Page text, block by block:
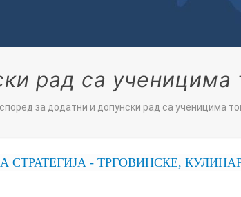
рад са ученицима
за додатни и допунски рад са ученицима
- ТРГОВИНСКЕ,